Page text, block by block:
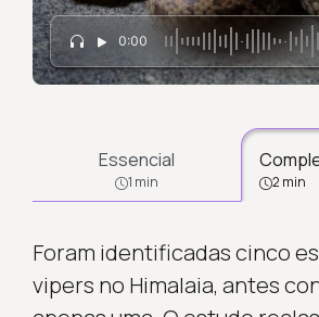
0:00
Essencial
1 min 2 min
Foram identificadas cinco
vipers no Himalaia, antes